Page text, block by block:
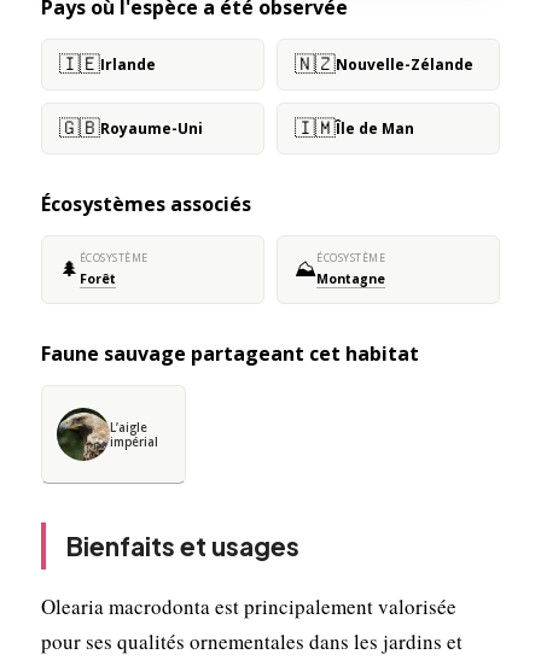
Pays où l'espèce a été observée
🇮🇪Irlande 🇳🇿Nouvelle-Zélande
🇬🇧Royaume-Uni 🇮🇲Île de Man
Écosystèmes associés
🌲 ÉCOSYSTÈME
Forêt ⛰️ÉCOSYSTÈME
Montagne
Faune sauvage partageant cet habitat
L’aigle
impérial
Bienfaits et usages
Olearia macrodonta est principalement valorisée
pour ses qualités ornementales dans les jardins et